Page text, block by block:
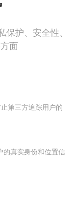
护、安全性、
面
第三方追踪用户的
的真实身份和位置信